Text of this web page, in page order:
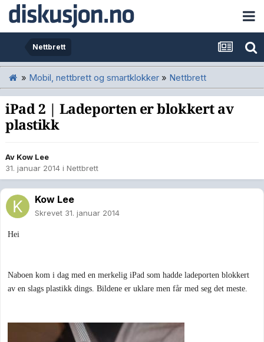
Nettbrett
» Mobil, nettbrett og smartklokker » Nettbrett
iPad 2 | Ladeporten er blokkert av
plastikk
Av Kow Lee
31. januar 2014 i Nettbrett
Kow Lee
Skrevet 31. januar 2014
Hei
Naboen kom i dag med en merkelig iPad som hadde ladeporten blokkert
av en slags plastikk dings. Bildene er uklare men får med seg det meste.